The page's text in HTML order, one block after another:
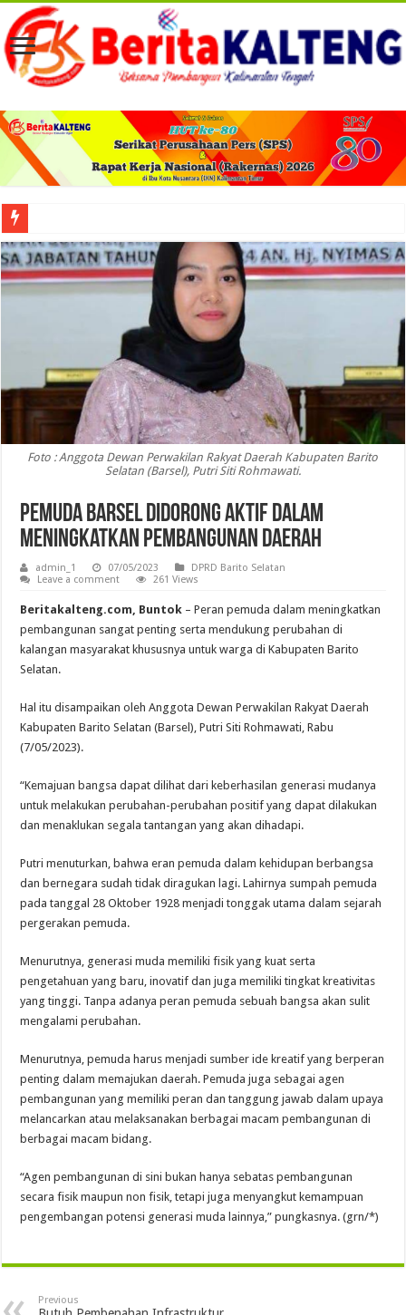
Viral! Selama Dua Bulan Lebih Siltap Serta Tunjangan Pemdes dan BPD di
Foto : Anggota Dewan Perwakilan Rakyat Daerah Kabupaten Barito
Selatan (Barsel), Putri Siti Rohmawati.
Pemuda Barsel Didorong Aktif dalam
Meningkatkan Pembangunan Daerah
admin_1 07/05/2023
DPRD Barito Selatan
Leave a comment
261 Views
Beritakalteng.com, Buntok – Peran pemuda dalam meningkatkan
pembangunan sangat penting serta mendukung perubahan di
kalangan masyarakat khususnya untuk warga di Kabupaten Barito
Selatan.
Hal itu disampaikan oleh Anggota Dewan Perwakilan Rakyat Daerah
Kabupaten Barito Selatan (Barsel), Putri Siti Rohmawati, Rabu
(7/05/2023).
“Kemajuan bangsa dapat dilihat dari keberhasilan generasi mudanya
untuk melakukan perubahan-perubahan positif yang dapat dilakukan
dan menaklukan segala tantangan yang akan dihadapi.
Putri menuturkan, bahwa eran pemuda dalam kehidupan berbangsa
dan bernegara sudah tidak diragukan lagi. Lahirnya sumpah pemuda
pada tanggal 28 Oktober 1928 menjadi tonggak utama dalam sejarah
pergerakan pemuda.
Menurutnya, generasi muda memiliki fisik yang kuat serta
pengetahuan yang baru, inovatif dan juga memiliki tingkat kreativitas
yang tinggi. Tanpa adanya peran pemuda sebuah bangsa akan sulit
mengalami perubahan.
Menurutnya, pemuda harus menjadi sumber ide kreatif yang berperan
penting dalam memajukan daerah. Pemuda juga sebagai agen
pembangunan yang memiliki peran dan tanggung jawab dalam upaya
melancarkan atau melaksanakan berbagai macam pembangunan di
berbagai macam bidang.
“Agen pembangunan di sini bukan hanya sebatas pembangunan
secara fisik maupun non fisik, tetapi juga menyangkut kemampuan
pengembangan potensi generasi muda lainnya,” pungkasnya. (grn/*)
Previous